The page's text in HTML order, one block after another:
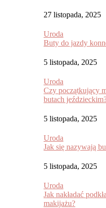
27 listopada, 2025
Uroda
Buty do jazdy
5 listopada, 2025
Uroda
Czy początkujący
butach
5 listopada, 2025
Uroda
Jak się nazywają
5 listopada, 2025
Uroda
Jak nakładać
makijażu?